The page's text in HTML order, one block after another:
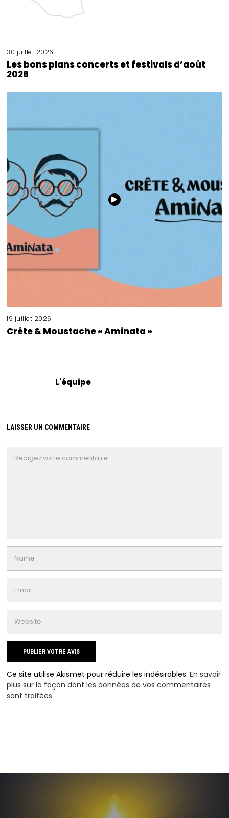
30 juillet 2026
Les bons plans concerts et festivals d’août
2026
19 juillet 2026
Crête & Moustache « Aminata »
L'équipe
LAISSER UN COMMENTAIRE
Ce site utilise Akismet pour réduire les indésirables.En savoir
plus sur la façon dont les données de vos commentaires
sont traitées.